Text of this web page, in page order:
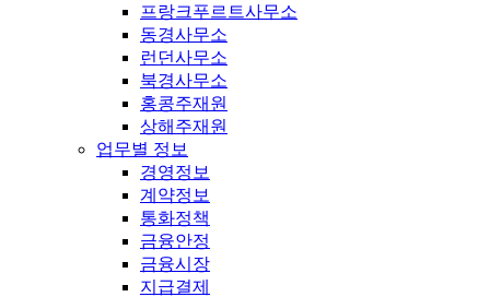
프랑크푸르트사무소
동경사무소
런던사무소
북경사무소
홍콩주재원
상해주재원
업무별 정보
경영정보
계약정보
통화정책
금융안정
금융시장
지급결제